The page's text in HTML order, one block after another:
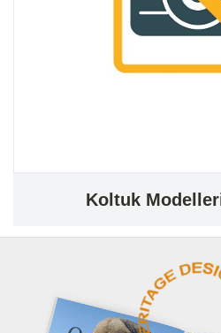
Koltuk